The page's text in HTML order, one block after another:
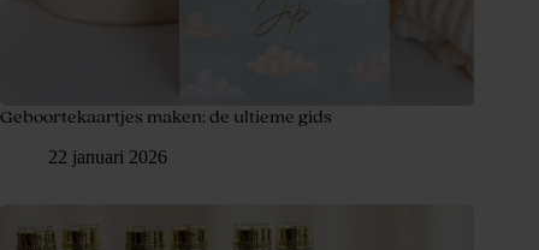
Geboortekaartjes maken: de ultieme gids
22 januari 2026